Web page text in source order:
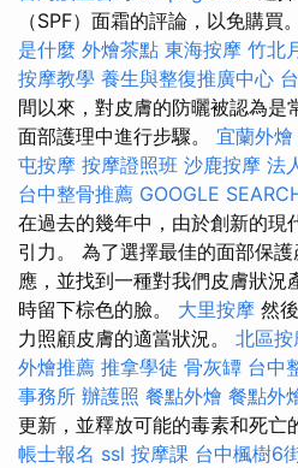
（SPF）面霜的評論，以免購買。
是什麼 外燴茶點 東海按摩 竹北
按摩教學 養生與整復推廣中心
間以來，對皮膚的防曬被認為是
面部護理中進行步驟。 宜蘭外燴
屯按摩 按摩證照班 沙鹿按摩 法
台中整骨推薦 GOOGLE
在過去的幾年中，由於創新的現
引力。 為了選擇最佳的面部保
應，並找到一種對我們皮膚狀況
時留下棕色的臉。 大里按摩 然
力照顧皮膚的適當狀況。 北區按
外燴推薦 推拿學徒 骨灰罈 台中
事務所 辦護照 餐點外燴 餐點外
更新，並釋放可能的毒素和死亡
帳士報名 ssl 按摩課 台中楓樹6